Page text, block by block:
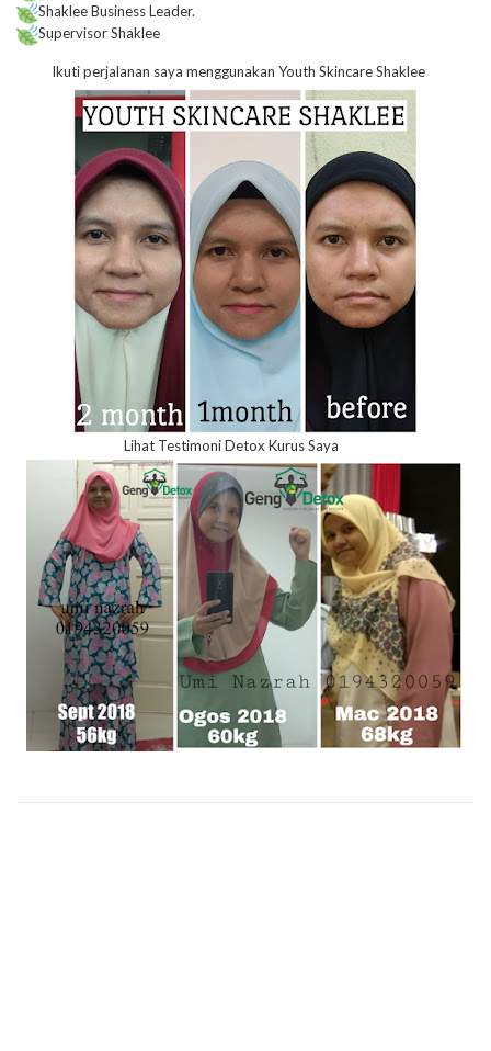
Shaklee Business Leader.
Supervisor Shaklee
Ikuti perjalanan saya menggunakan Youth Skincare Shaklee
Lihat Testimoni Detox Kurus Saya